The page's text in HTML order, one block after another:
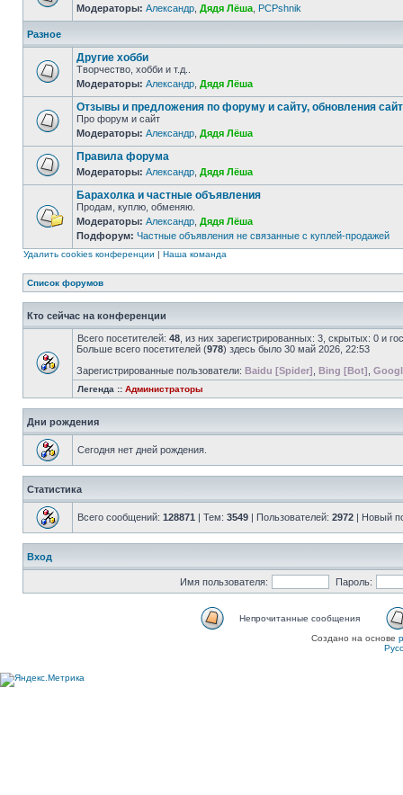
Модераторы: Александр Дядя Лёша PCPshnik
Разное
Другие хобби
Творчество, хобби и т.д..
Модераторы: Александр Дядя Лёша
Отзывы и предложения по форуму и сайту, обновления
Про форум и сайт
Модераторы: Александр Дядя Лёша
Правила форума
Модераторы: Александр Дядя Лёша
Барахолка и частные объявления
Продам, куплю, обменяю.
Модераторы: Александр Дядя Лёша
Подфорум: Частные объявления не связанные с куплей-продажей
Удалить cookies конференции | Наша команда
Список форумов
Кто сейчас на конференции
Всего посетителей: 48 , из них зарегистрированных: 3, скрытых: 0 и
Больше всего посетителей (978) здесь было 30 май 2026, 22:53
Зарегистрированные пользователи: Baidu [Spider] Bing [Bot]
Легенда :: Администраторы
Дни рождения
Сегодня нет дней рождения.
Статистика
Всего сообщений: 128871 | Тем: 3549 | Пользователей: 2972 | Новый
Вход
Имя пользователя: Пароль:
Непрочитанные сообщения
Создано на основе